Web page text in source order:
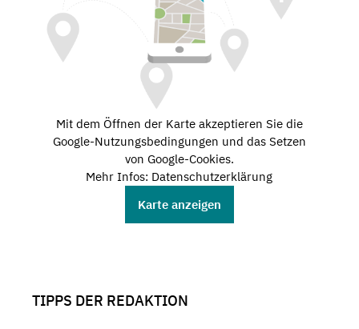
Mit dem Öffnen der Karte akzeptieren Sie die
Google-Nutzungsbedingungen und das Setzen
von Google-Cookies.
Mehr Infos: Datenschutzerklärung
Karte anzeigen
TIPPS DER REDAKTION